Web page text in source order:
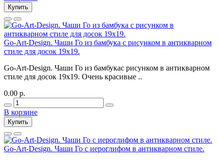
Купить
Go-Art-Design. Чаши Го из бамбука с рисунком в антикварном
стиле для досок 19х19.
Go-Art-Design. Чаши Го из бамбукас рисунком в антикварном
стиле для досок 19х19. Очень красивые ..
0.00 р.
В корзине
Купить
Go-Art-Design. Чаши Го с иероглифом в антикварном стиле.